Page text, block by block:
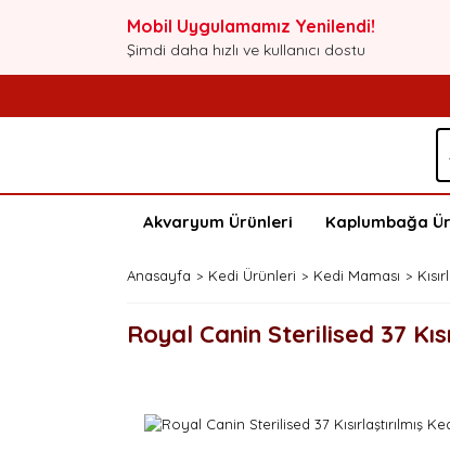
Mobil Uygulamamız Yenilendi!
Şimdi daha hızlı ve kullanıcı dostu
Akvaryum Ürünleri Kaplumbağa
Anasayfa Kedi Ürünleri Kedi Maması
Royal Canin Sterilised 37